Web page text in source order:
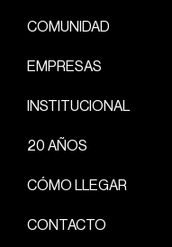
COMUNIDAD
EMPRESAS
INSTITUCIONAL
20 AÑOS
CÓMO LLEGAR
CONTACTO